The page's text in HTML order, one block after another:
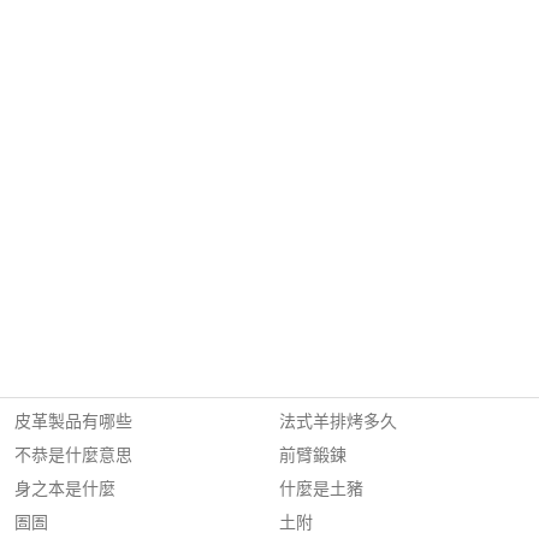
皮革製品有哪些
不恭是什麼意思
身之本是什麼
圄圄
法式羊排烤多久
前臂鍛鍊
什麼是土豬
土附